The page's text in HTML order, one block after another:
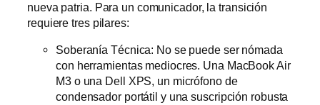
nueva patria. Para un comunicador, la transición
requiere tres pilares:
Soberanía Técnica: No se puede ser nómada
con herramientas mediocres. Una MacBook Air
M3 o una Dell XPS, un micrófono de
condensador portátil y una suscripción robusta